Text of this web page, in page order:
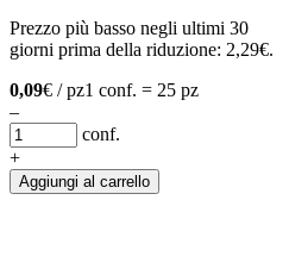
Prezzo più basso negli ultimi 30
giorni prima della riduzione: 2,29€.
0,09€ / pz1 conf. = 25 pz
–
conf.
+
Aggiungi al carrello